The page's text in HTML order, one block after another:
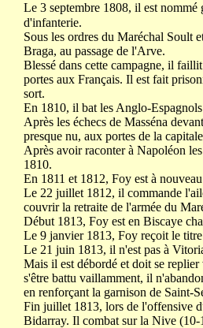
Le 3 septembre 1808, il est nommé
d'infanterie.
Sous les ordres du Maréchal Soult
Braga, au passage de l'Arve.
Blessé dans cette campagne, il
portes aux Français. Il est fait
sort.
En 1810, il bat les Anglo-
Après les échecs de Masséna
presque nu, aux portes de la
Après avoir raconter à Napoléon
1810.
En 1811 et 1812, Foy est à
Le 22 juillet 1812, il commande
couvrir la retraite de l'armée du
Début 1813, Foy est en Biscaye
Le 9 janvier 1813, Foy reçoit le
Le 21 juin 1813, il n'est pas à
Mais il est débordé et doit se
s'être battu vaillamment, il
en renforçant la garnison de Saint-
Fin juillet 1813, lors de l'offensive
Bidarray. Il combat sur la Nive (10-